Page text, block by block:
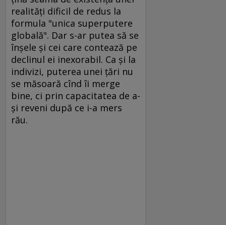
realităţi dificil de redus la
formula "unica superputere
globală". Dar s-ar putea să se
înşele şi cei care contează pe
declinul ei inexorabil. Ca şi la
indivizi, puterea unei ţări nu
se măsoară cînd îi merge
bine, ci prin capacitatea de a-
şi reveni după ce i-a mers
rău.